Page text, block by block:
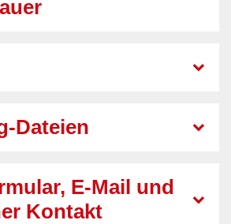
Dateien
E-Mail und
Kontakt